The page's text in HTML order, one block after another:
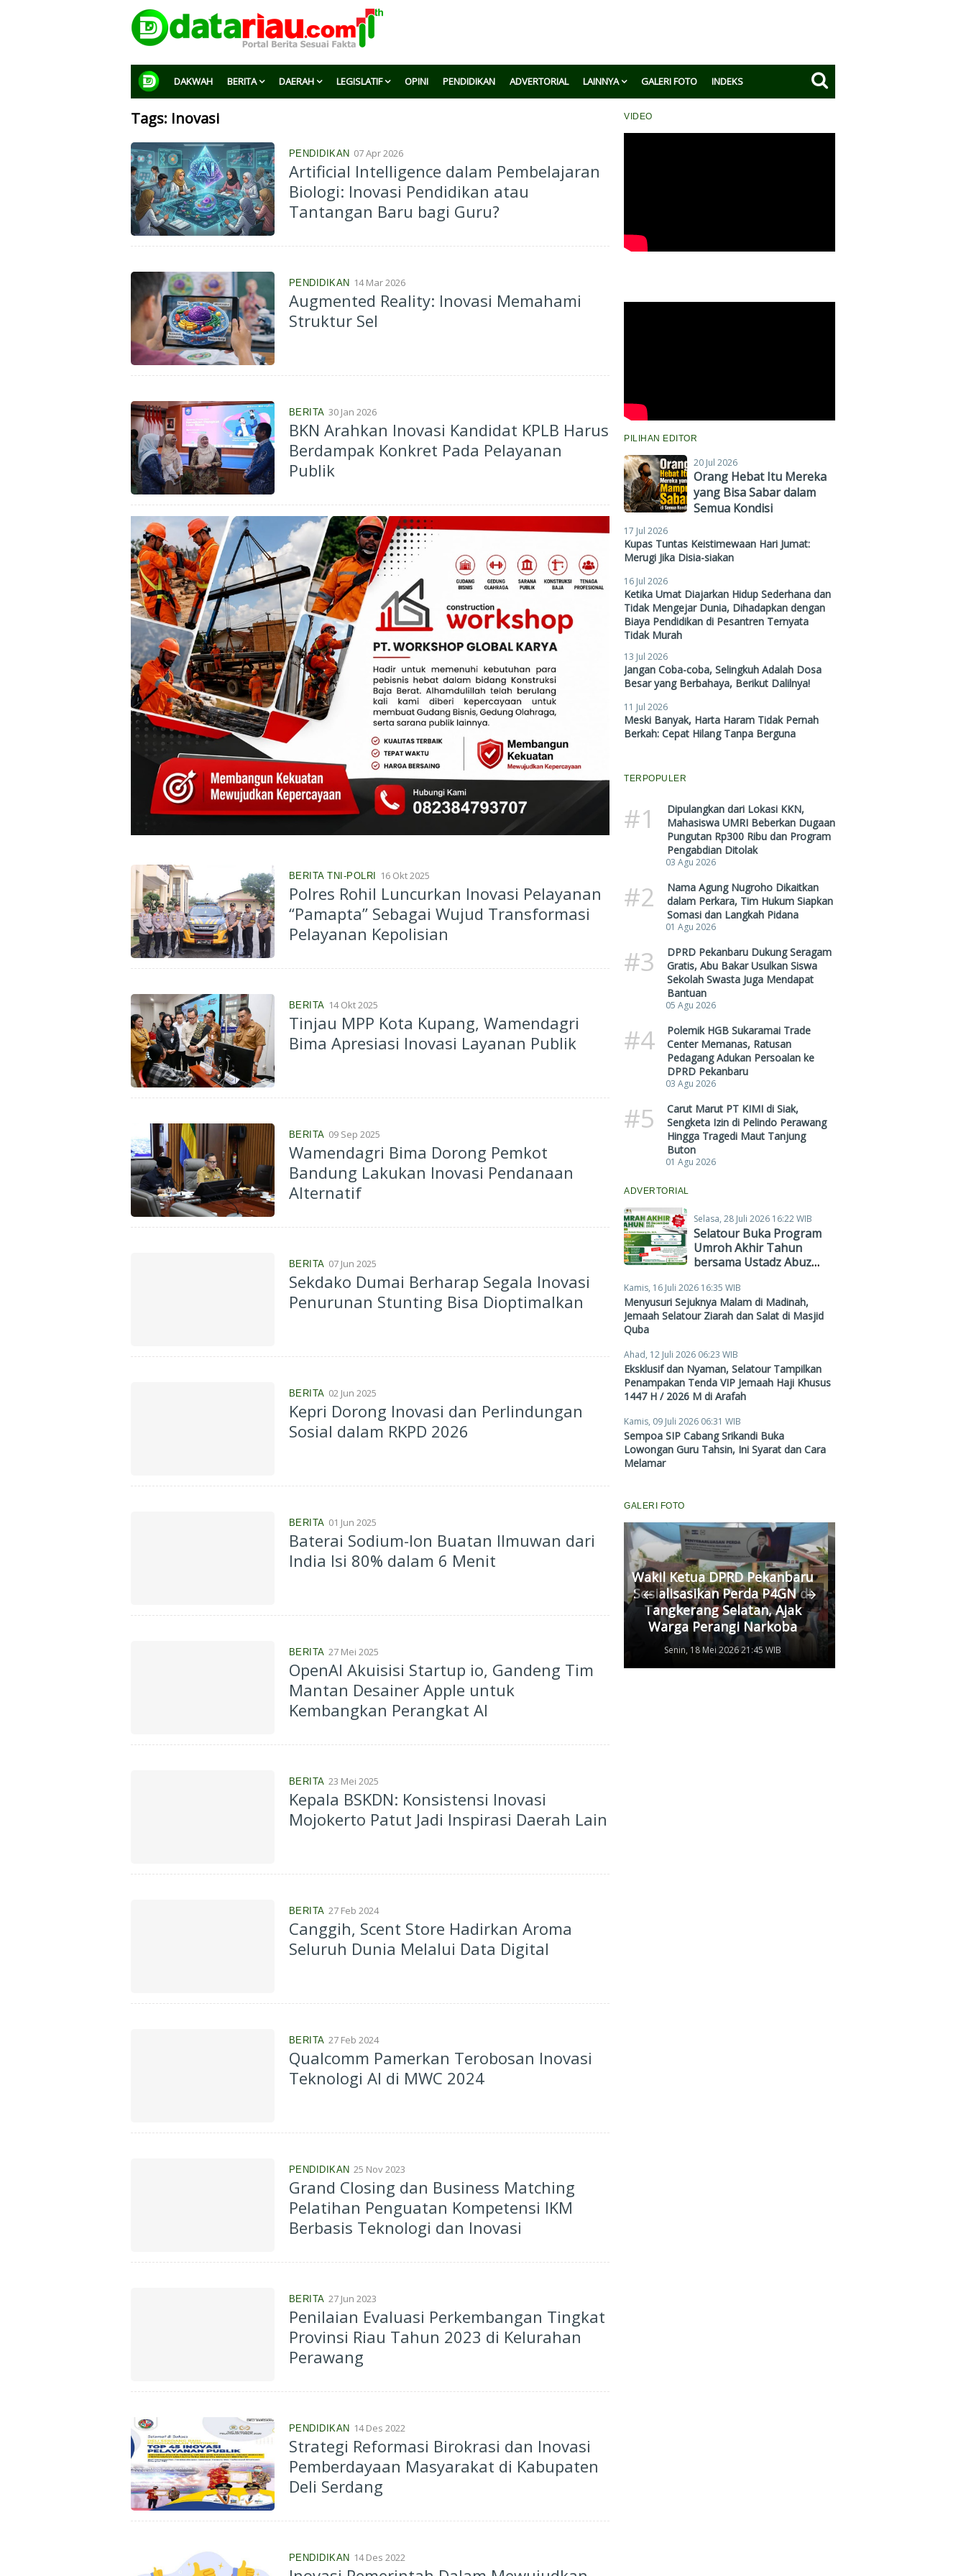
DAKWAH BERITA DAERAH LEGISLATIF OPINI PENDIDIKAN ADVERTORIAL LAINNYA GALERI FOTO INDEKS
Tags: Inovasi
PENDIDIKAN 07 Apr 2026
Artificial Intelligence dalam Pembelajaran
Biologi: Inovasi Pendidikan atau
Tantangan Baru bagi Guru?
PENDIDIKAN 14 Mar 2026
Augmented Reality: Inovasi Memahami
Struktur Sel
BERITA 30 Jan 2026
BKN Arahkan Inovasi Kandidat KPLB Harus
Berdampak Konkret Pada Pelayanan
Publik
BERITA TNI-POLRI 16 Okt 2025
Polres Rohil Luncurkan Inovasi Pelayanan
“Pamapta” Sebagai Wujud Transformasi
Pelayanan Kepolisian
BERITA 14 Okt 2025
Tinjau MPP Kota Kupang, Wamendagri
Bima Apresiasi Inovasi Layanan Publik
BERITA 09 Sep 2025
Wamendagri Bima Dorong Pemkot
Bandung Lakukan Inovasi Pendanaan
Alternatif
BERITA 07 Jun 2025
Sekdako Dumai Berharap Segala Inovasi
Penurunan Stunting Bisa Dioptimalkan
BERITA 02 Jun 2025
Kepri Dorong Inovasi dan Perlindungan
Sosial dalam RKPD 2026
BERITA 01 Jun 2025
Baterai Sodium-Ion Buatan Ilmuwan dari
India Isi 80% dalam 6 Menit
BERITA 27 Mei 2025
OpenAI Akuisisi Startup io, Gandeng Tim
Mantan Desainer Apple untuk
Kembangkan Perangkat AI
BERITA 23 Mei 2025
Kepala BSKDN: Konsistensi Inovasi
Mojokerto Patut Jadi Inspirasi Daerah Lain
BERITA 27 Feb 2024
Canggih, Scent Store Hadirkan Aroma
Seluruh Dunia Melalui Data Digital
BERITA 27 Feb 2024
Qualcomm Pamerkan Terobosan Inovasi
Teknologi AI di MWC 2024
PENDIDIKAN 25 Nov 2023
Grand Closing dan Business Matching
Pelatihan Penguatan Kompetensi IKM
Berbasis Teknologi dan Inovasi
BERITA 27 Jun 2023
Penilaian Evaluasi Perkembangan Tingkat
Provinsi Riau Tahun 2023 di Kelurahan
Perawang
PENDIDIKAN 14 Des 2022
Strategi Reformasi Birokrasi dan Inovasi
Pemberdayaan Masyarakat di Kabupaten
Deli Serdang
PENDIDIKAN 14 Des 2022
VIDEO
PILIHAN EDITOR
20 Jul 2026
Orang Hebat Itu Mereka
yang Bisa Sabar dalam
Semua Kondisi
17 Jul 2026
Kupas Tuntas Keistimewaan Hari Jumat:
Merugi Jika Disia-siakan
16 Jul 2026
Ketika Umat Diajarkan Hidup Sederhana dan
Tidak Mengejar Dunia, Dihadapkan dengan
Biaya Pendidikan di Pesantren Ternyata
Tidak Murah
13 Jul 2026
Jangan Coba-coba, Selingkuh Adalah Dosa
Besar yang Berbahaya, Berikut Dalilnya!
11 Jul 2026
Meski Banyak, Harta Haram Tidak Pernah
Berkah: Cepat Hilang Tanpa Berguna
TERPOPULER
#1
Dipulangkan dari Lokasi KKN,
Mahasiswa UMRI Beberkan Dugaan
Pungutan Rp300 Ribu dan Program
Pengabdian Ditolak
03 Agu 2026
#2
Nama Agung Nugroho Dikaitkan
dalam Perkara, Tim Hukum Siapkan
Somasi dan Langkah Pidana
01 Agu 2026
#3
DPRD Pekanbaru Dukung Seragam
Gratis, Abu Bakar Usulkan Siswa
Sekolah Swasta Juga Mendapat
Bantuan
05 Agu 2026
#4
Polemik HGB Sukaramai Trade
Center Memanas, Ratusan
Pedagang Adukan Persoalan ke
DPRD Pekanbaru
03 Agu 2026
#5
Carut Marut PT KIMI di Siak,
Sengketa Izin di Pelindo Perawang
Hingga Tragedi Maut Tanjung
Buton
01 Agu 2026
ADVERTORIAL
Selasa, 28 Juli 2026 16:22 WIB
Selatour Buka Program
Umroh Akhir Tahun
bersama Ustadz Abuz
Mulai Rp38,4 Juta
Kamis, 16 Juli 2026 16:35 WIB
Menyusuri Sejuknya Malam di Madinah,
Jemaah Selatour Ziarah dan Salat di Masjid
Quba
Ahad, 12 Juli 2026 06:23 WIB
Eksklusif dan Nyaman, Selatour Tampilkan
Penampakan Tenda VIP Jemaah Haji Khusus
1447 H / 2026 M di Arafah
Kamis, 09 Juli 2026 06:31 WIB
Sempoa SIP Cabang Srikandi Buka
Lowongan Guru Tahsin, Ini Syarat dan Cara
Melamar
GALERI FOTO
Wakil Ketua DPRD Pekanbaru
Sosialisasikan Perda P4GN di
Tangkerang Selatan, Ajak
Warga Perangi Narkoba
Senin, 18 Mei 2026 21:45 WIB